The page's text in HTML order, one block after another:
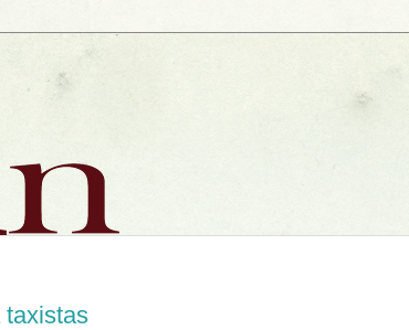
taxistas